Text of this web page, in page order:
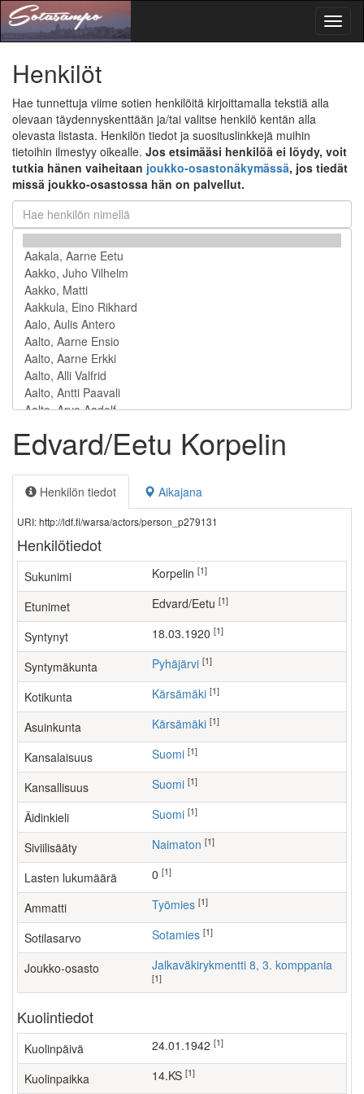
Henkilöt
Hae tunnettuja viime sotien henkilöitä kirjoittamalla tekstiä alla
olevaan täydennyskenttään ja/tai valitse henkilö kentän alla
olevasta listasta. Henkilön tiedot ja suosituslinkkejä muihin
tietoihin ilmestyy oikealle. Jos etsimääsi henkilöä ei löydy, voit
tutkia hänen vaiheitaan joukko-osastonäkymässä, jos tiedät
missä joukko-osastossa hän on palvellut.
Edvard/Eetu Korpelin
Henkilön tiedot Aikajana
URI: http://ldf.fi/warsa/actors/person_p279131
Henkilötiedot
Sukunimi Korpelin [1]
Etunimet Edvard/Eetu [1]
Syntynyt 18.03.1920 [1]
Syntymäkunta Pyhäjärvi [1]
Kotikunta Kärsämäki [1]
Asuinkunta Kärsämäki [1]
Kansalaisuus Suomi [1]
Kansallisuus Suomi [1]
Äidinkieli Suomi [1]
Siviilisääty Naimaton [1]
Lasten lukumäärä [1]
Ammatti työmies [1]
Sotilasarvo Sotamies [1]
Joukko-osasto Jalkaväkirykmentti 8, 3. komppania
[1]
Kuolintiedot
Kuolinpäivä 24.01.1942 [1]
Kuolinpaikka 14.KS [1]